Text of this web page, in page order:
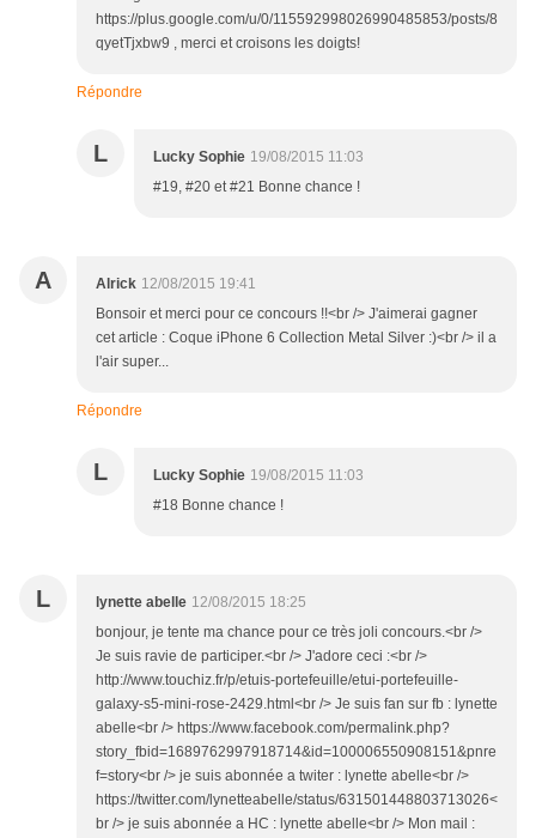
https://plus.google.com/u/0/115592998026990485853/posts/8
qyetTjxbw9 , merci et croisons les doigts!
Répondre
L Lucky Sophie 19/08/2015 11:03
#19, #20 et #21 Bonne chance !
A Alrick 12/08/2015 19:41
Bonsoir et merci pour ce concours !!<br /> J'aimerai gagner
cet article : Coque iPhone 6 Collection Metal Silver :)<br /> il a
l'air super...
Répondre
L Lucky Sophie 19/08/2015 11:03
#18 Bonne chance !
L lynette abelle 12/08/2015 18:25
bonjour, je tente ma chance pour ce très joli concours.<br />
Je suis ravie de participer.<br /> J'adore ceci :<br />
http://www.touchiz.fr/p/etuis-portefeuille/etui-portefeuille-
galaxy-s5-mini-rose-2429.html<br /> Je suis fan sur fb : lynette
abelle<br /> https://www.facebook.com/permalink.php?
story_fbid=1689762997918714&id=100006550908151&pnre
f=story<br /> je suis abonnée a twiter : lynette abelle<br />
https://twitter.com/lynetteabelle/status/631501448803713026<
br /> je suis abonnée a HC : lynette abelle<br /> Mon mail :